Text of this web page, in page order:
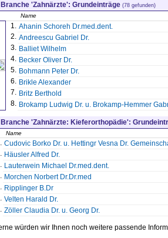
Branche 'Zahnärzte': Grundeinträge (78 gefunden)
Name
1. Ahanin Schoreh Dr.med.dent.
2. Andreescu Gabriel Dr.
3. Balliet Wilhelm
4. Becker Oliver Dr.
5. Bohmann Peter Dr.
6. Brikle Alexander
7. Britz Berthold
8. Brokamp Ludwig Dr. u. Brokamp-Hemmer
Branche 'Zahnärzte: Kieferorthopädie':
Name
Cudovic Borko Dr. u. Hettingr Vesna Dr.
Häusler Alfred Dr.
Lauterwein Michael Dr.med.dent.
Morchen Norbert Dr.Dr.med
Ripplinger B.Dr
Velten Harald Dr.
Zöller Claudia Dr. u. Georg Dr.
würden wir Ihnen noch weitere passende